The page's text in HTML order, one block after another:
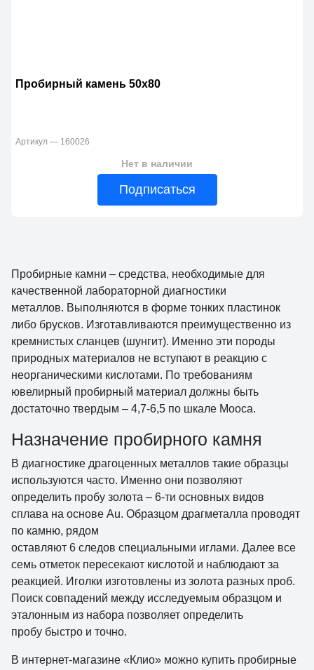
Пробирный камень 50х80
Артикул — 160026
Нет в наличии
Подписаться
Пробирные камни – средства, необходимые для
качественной лабораторной диагностики
металлов. Выполняются в форме тонких пластинок
либо брусков. Изготавливаются преимущественно из
кремнистых сланцев (шунгит). Именно эти породы
природных материалов не вступают в реакцию с
неорганическими кислотами. По требованиям
ювелирный пробирный материал должны быть
достаточно твердым – 4,7-6,5 по шкале Мооса.
Назначение пробирного камня
В диагностике драгоценных металлов такие образцы
используются часто. Именно они позволяют
определить пробу золота – 6-ти основных видов
сплава на основе Au. Образцом драгметалла проводят
по камню, рядом
оставляют 6 следов специальными иглами. Далее все
семь отметок пересекают кислотой и наблюдают за
реакцией. Иголки изготовлены из золота разных проб.
Поиск совпадений между исследуемым образцом и
эталонным из набора позволяет определить
пробу быстро и точно.
В интернет-магазине «Клио» можно купить пробирные